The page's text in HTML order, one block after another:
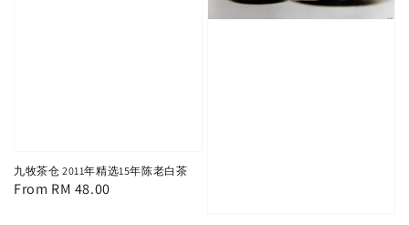
九牧茶仓 2011年精选15年陈老白茶
Regular
From RM 48.00